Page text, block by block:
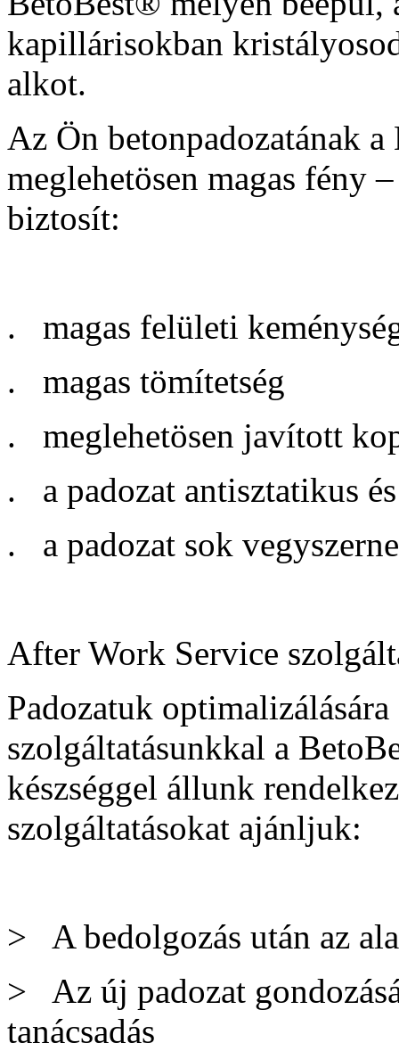
kapillárisokban
alkot.
Az Ön betonpadozatának
meglehetösen magas fény
biztosít:
. magas felületi
. magas tömítetség
. meglehetösen javított
. a padozat antisztatikus és
. a padozat sok
After Work Service
Padozatuk
szolgáltatásunkkal a
készséggel állunk
szolgáltatásokat ajánljuk:
> A bedolgozás után az
> Az új padozat
tanácsadás